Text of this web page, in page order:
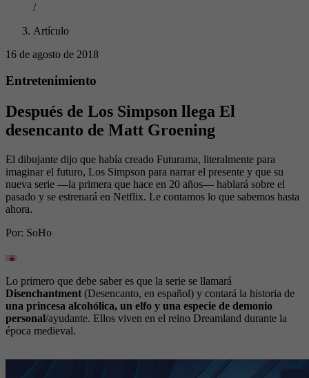
/
Artículo
16 de agosto de 2018
Entretenimiento
Después de Los Simpson llega El
desencanto de Matt Groening
El dibujante dijo que había creado Futurama, literalmente para
imaginar el futuro, Los Simpson para narrar el presente y que su
nueva serie —la primera que hace en 20 años— hablará sobre el
pasado y se estrenará en Netflix. Le contamos lo que sabemos hasta
ahora.
Por: SoHo
Lo primero que debe saber es que la serie se llamará
Disenchantment (Desencanto, en español) y contará la historia de
una princesa alcohólica, un elfo y una especie de demonio
personal/ayudante. Ellos viven en el reino Dreamland durante la
época medieval.